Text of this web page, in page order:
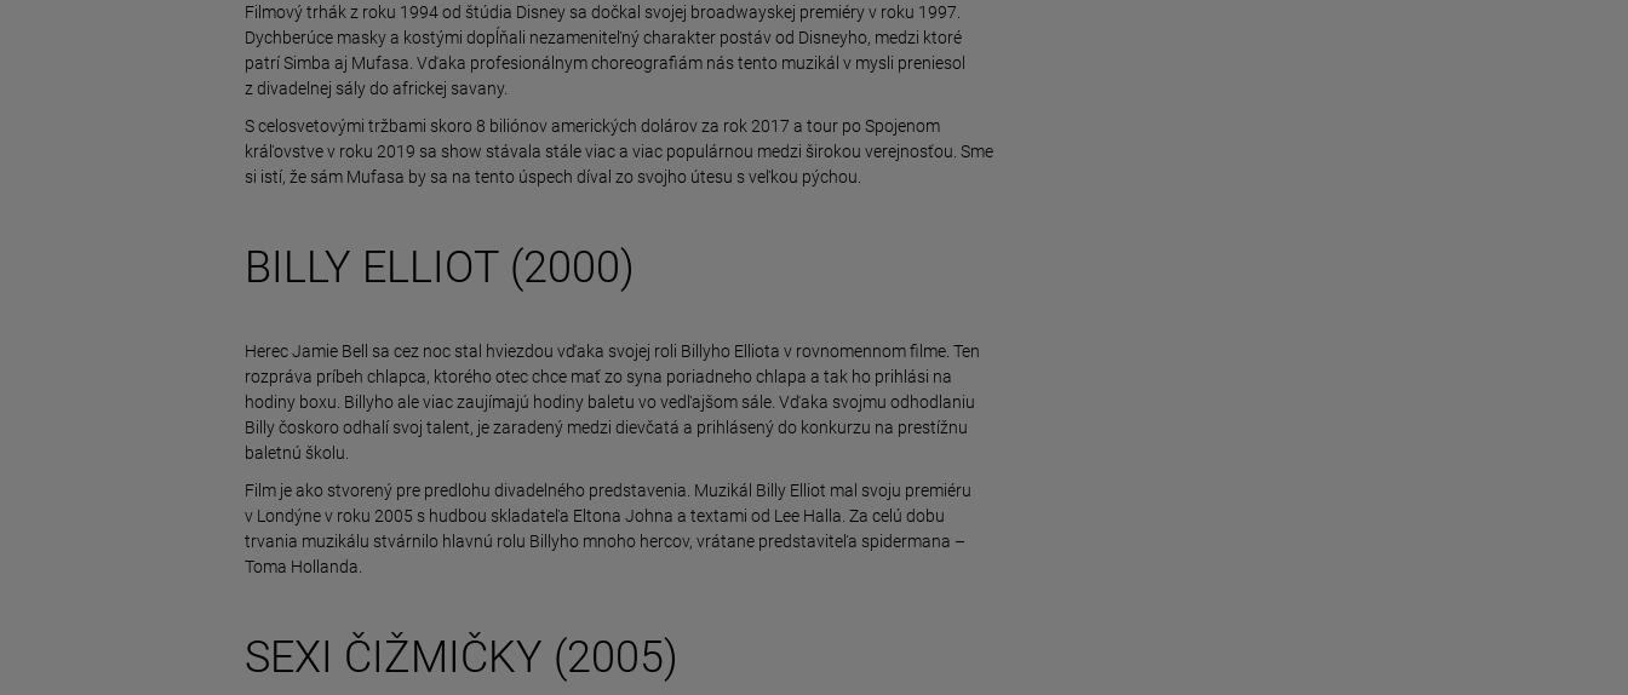
Filmový trhák z roku 1994 od štúdia Disney sa dočkal svojej broadwayskej premiéry v roku 1997.
Dychberúce masky a kostými dopĺňali nezameniteľný charakter postáv od Disneyho, medzi ktoré
patrí Simba aj Mufasa. Vďaka profesionálnym choreografiám nás tento muzikál v mysli preniesol
z divadelnej sály do africkej savany.
S celosvetovými tržbami skoro 8 biliónov amerických dolárov za rok 2017 a tour po Spojenom
kráľovstve v roku 2019 sa show stávala stále viac a viac populárnou medzi širokou verejnosťou. Sme
si istí, že sám Mufasa by sa na tento úspech díval zo svojho útesu s veľkou pýchou.
BILLY ELLIOT (2000)
Herec Jamie Bell sa cez noc stal hviezdou vďaka svojej roli Billyho Elliota v rovnomennom filme. Ten
rozpráva príbeh chlapca, ktorého otec chce mať zo syna poriadneho chlapa a tak ho prihlási na
hodiny boxu. Billyho ale viac zaujímajú hodiny baletu vo vedľajšom sále. Vďaka svojmu odhodlaniu
Billy čoskoro odhalí svoj talent, je zaradený medzi dievčatá a prihlásený do konkurzu na prestížnu
baletnú školu.
Film je ako stvorený pre predlohu divadelného predstavenia. Muzikál Billy Elliot mal svoju premiéru
v Londýne v roku 2005 s hudbou skladateľa Eltona Johna a textami od Lee Halla. Za celú dobu
trvania muzikálu stvárnilo hlavnú rolu Billyho mnoho hercov, vrátane predstaviteľa spidermana –
Toma Hollanda.
SEXI ČIŽMIČKY (2005)